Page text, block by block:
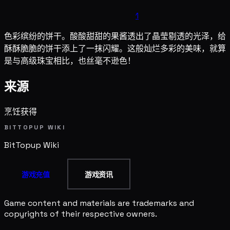
1
色彩缤纷的饼干。酸酸甜甜的果酱透出了晶莹剔透的光泽，给
酥酥脆脆的饼干添上了一抹闪耀。这般灿烂多彩的美味，就算
是与高级珠宝相比，也丝毫不逊色！
来源
烹饪获得
BITTOPUP WIKI
BitTopup Wiki
游戏充值 游戏资讯
Game content and materials are trademarks and
copyrights of their respective owners.